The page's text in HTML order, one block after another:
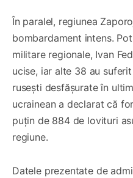
În paralel, regiunea
bombardament intens.
militare regionale, Ivan
ucise, iar alte 38 au
rusești desfășurate în
ucrainean a declarat că
puțin de 884 de lovituri
regiune.
Datele prezentate de